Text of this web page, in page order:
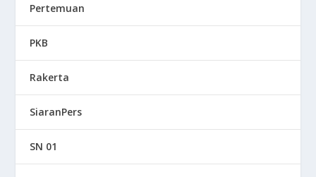
Pertemuan
PKB
Rakerta
SiaranPers
SN 01